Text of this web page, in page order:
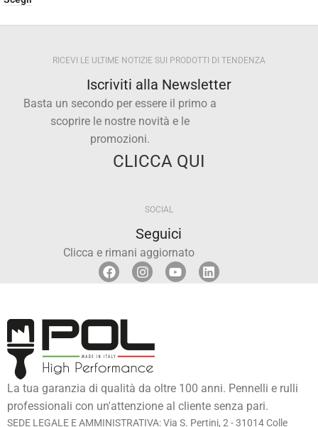
RICEVI LE ULTIME NOTIZIE SUI PRODOTTI DI TENDENZA
Iscriviti alla Newsletter
Basta un secondo per essere il primo a
scoprire le nostre novità e le
promozioni.
CLICCA QUI
SOCIAL
Seguici
Clicca e rimani aggiornato
La tua garanzia di qualità da oltre 100 anni. Pennelli e rulli
professionali con un'attenzione al cliente senza pari.
SEDE LEGALE E AMMINISTRATIVA: Via S. Pertini, 2 - 31014 Colle